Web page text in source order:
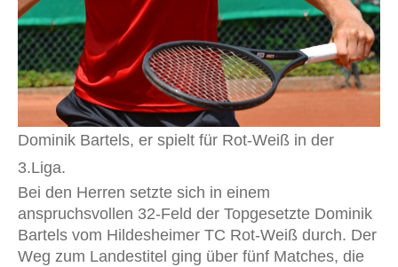
Dominik Bartels, er spielt für Rot-Weiß in der
3.Liga.
Bei den Herren setzte sich in einem
anspruchsvollen 32-Feld der Topgesetzte Dominik
Bartels vom Hildesheimer TC Rot-Weiß durch. Der
Weg zum Landestitel ging über fünf Matches, die